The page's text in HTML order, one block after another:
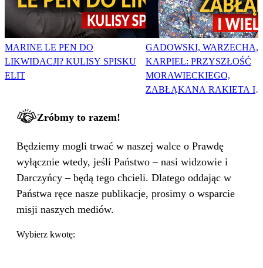
MARINE LE PEN DO
LIKWIDACJI? KULISY SPISKU
ELIT
GADOWSKI, WARZECHA,
KARPIEL: PRZYSZŁOŚĆ
MORAWIECKIEGO,
ZABŁĄKANA RAKIETA I
Zróbmy to razem!
Będziemy mogli trwać w naszej walce o Prawdę
wyłącznie wtedy, jeśli Państwo – nasi widzowie i
Darczyńcy – będą tego chcieli. Dlatego oddając w
Państwa ręce nasze publikacje, prosimy o wsparcie
misji naszych mediów.
Wybierz kwotę: